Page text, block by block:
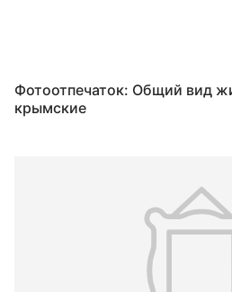
Фотоотпечаток: Общий вид
крымские